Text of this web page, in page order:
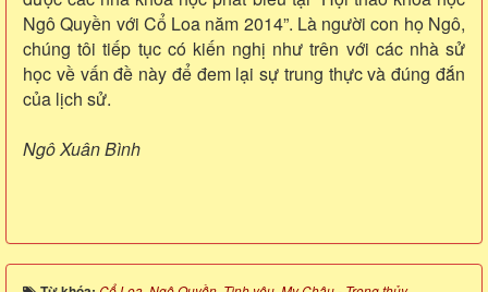
Ngô Quyền với Cổ Loa năm 2014”. Là người con họ Ngô,
chúng tôi tiếp tục có kiến nghị như trên với các nhà sử
học về vấn đề này để đem lại sự trung thực và đúng đắn
của lịch sử.
Ngô Xuân Bình